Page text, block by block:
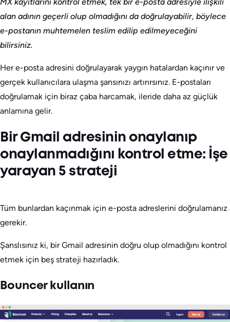
alan adının geçerli olup olmadığını da doğrulayabilir, böylece
e-postanın muhtemelen teslim edilip edilmeyeceğini
bilirsiniz.
Her e-posta adresini doğrulayarak yaygın hatalardan kaçınır ve
gerçek kullanıcılara ulaşma şansınızı artırırsınız. E-postaları
doğrulamak için biraz çaba harcamak, ileride daha az güçlük
anlamına gelir.
Bir Gmail adresinin onaylanıp
onaylanmadığını kontrol etme: İşe
yarayan 5 strateji
Tüm bunlardan kaçınmak için e-posta adreslerini doğrulamanız
gerekir.
Şanslısınız ki, bir Gmail adresinin doğru olup olmadığını kontrol
etmek için beş strateji hazırladık.
Bouncer kullanın